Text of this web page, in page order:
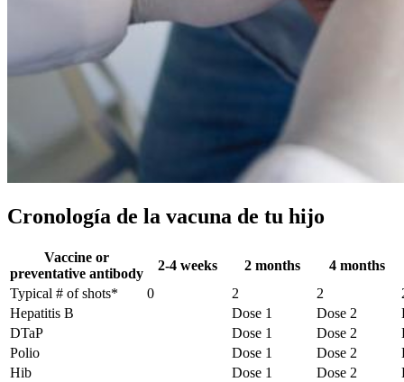
Cronología de la vacuna de tu hijo
Vaccine or
preventative antibody
2-4 weeks 2 months
4 months
Typical # of shots*
0 2 2
Hepatitis B
Dose 1 Dose 2
DTaP
Dose 1 Dose 2
Polio
Dose 1 Dose 2
Hib
Dose 1 Dose 2